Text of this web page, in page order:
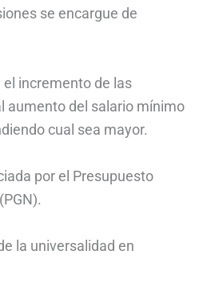
se encargue de
incremento de las
aumento del salario mínimo
cual sea mayor.
por el Presupuesto
la universalidad en